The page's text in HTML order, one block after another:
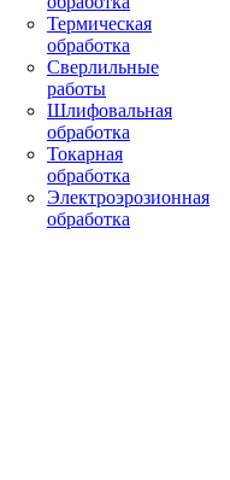
Термическая
обработка
Сверлильные
работы
Шлифовальная
обработка
Токарная
обработка
Электроэрозионная
обработка